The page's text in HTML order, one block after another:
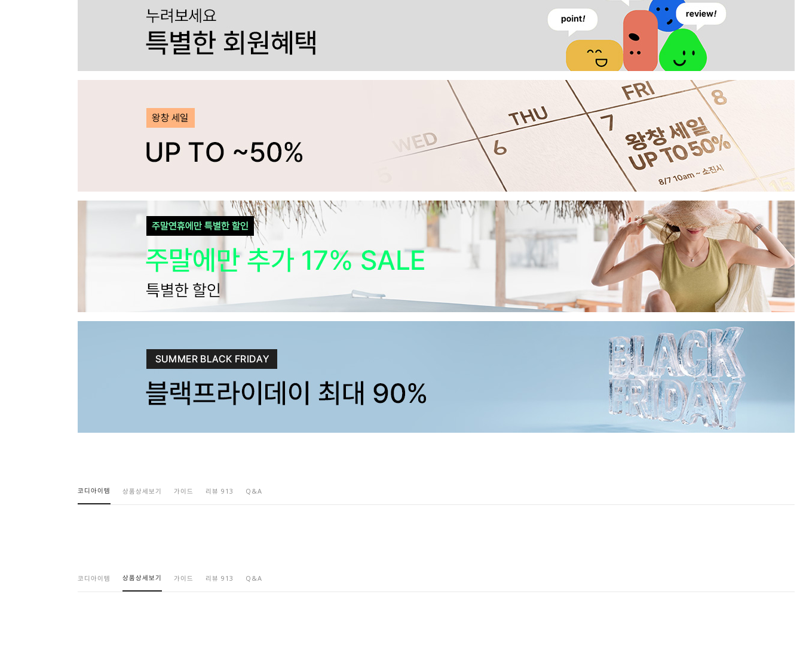
코디아이템 상품상세보기 가이드 리뷰 913 Q&A
코디아이템 상품상세보기 가이드 리뷰 913 Q&A